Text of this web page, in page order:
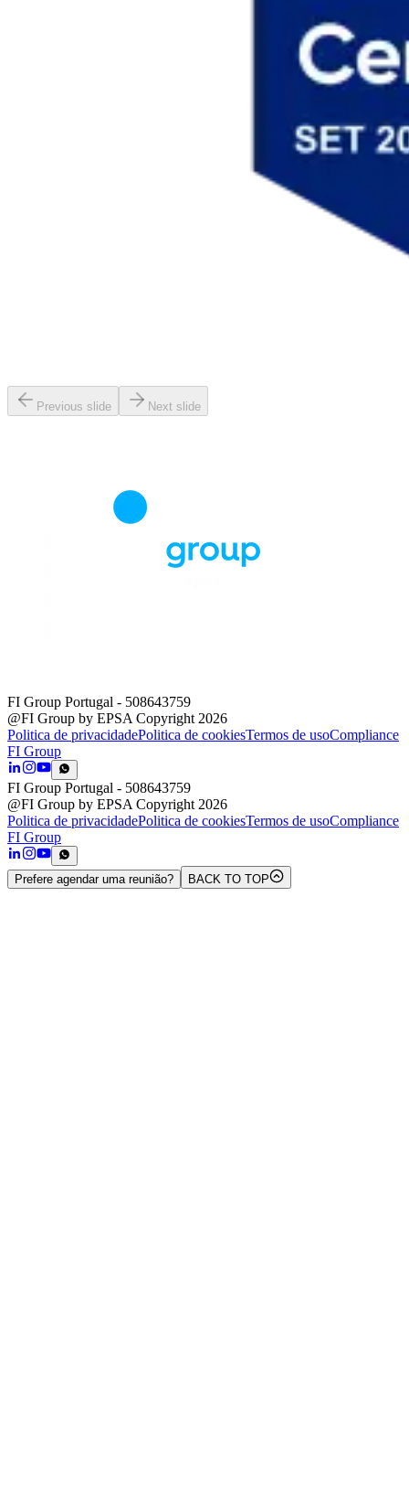
Previous slide Next slide
FI Group Portugal - 508643759
@FI Group by EPSA Copyright 2026
Politica de privacidadePolitica de cookiesTermos de usoCompliance
FI Group
FI Group Portugal - 508643759
@FI Group by EPSA Copyright 2026
Politica de privacidadePolitica de cookiesTermos de usoCompliance
FI Group
Prefere agendar uma reunião? BACK TO TOP